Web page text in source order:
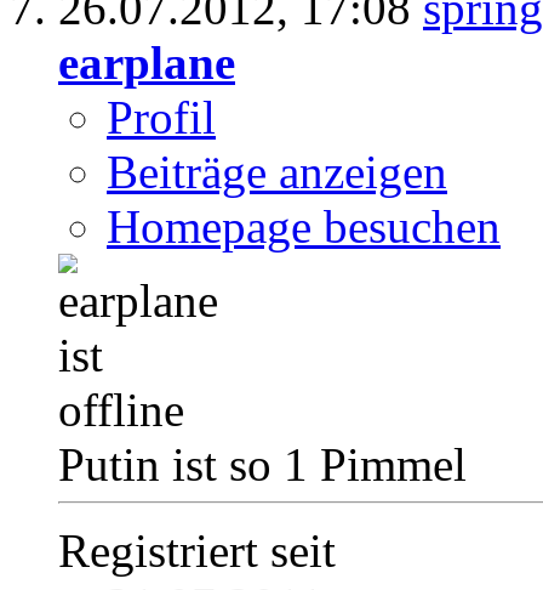
earplane
Profil
Beiträge anzeigen
Homepage besuchen
Putin ist so 1 Pimmel
Registriert seit